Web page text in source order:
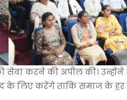
सेवा करने की अपील की।
लिए करेंगे ताकि समाज के हर